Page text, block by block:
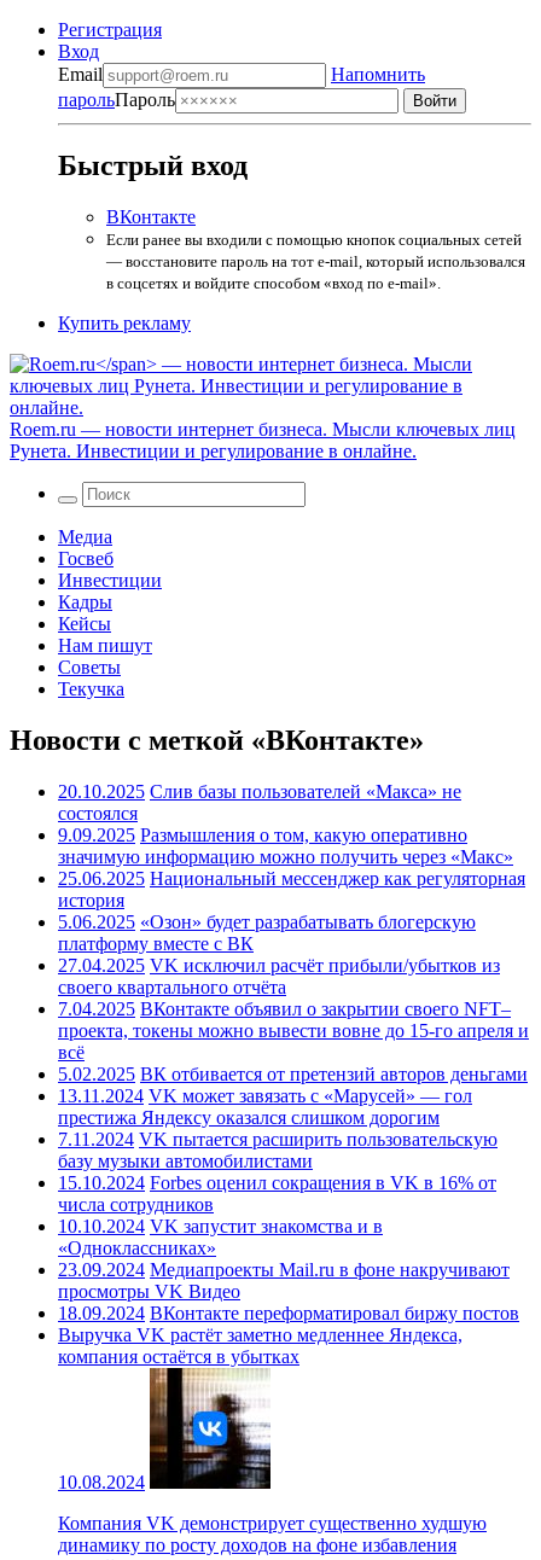
Регистрация
Вход
Email
Напомнить
парольПароль
Быстрый вход
ВКонтакте
Если ранее вы входили с помощью кнопок социальных сетей
— восстановите пароль на тот e-mail, который использовался
в соцсетях и войдите способом «вход по e-mail».
Купить рекламу
Roem.ru — новости интернет бизнеса. Мысли ключевых лиц
Рунета. Инвестиции и регулирование в онлайне.
Медиа
Госвеб
Инвестиции
Кадры
Кейсы
Нам пишут
Советы
Текучка
Новости с меткой «ВКонтакте»
20.10.2025 Слив базы пользователей «Макса» не
состоялся
9.09.2025 Размышления о том, какую оперативно
значимую информацию можно получить через «Макс»
25.06.2025 Национальный мессенджер как регуляторная
история
5.06.2025 «Озон» будет разрабатывать блогерскую
платформу вместе с ВК
27.04.2025 VK исключил расчёт прибыли/убытков из
своего квартального отчёта
7.04.2025 ВКонтакте объявил о закрытии своего NFT–
проекта, токены можно вывести вовне до 15-го апреля и
всё
5.02.2025 ВК отбивается от претензий авторов деньгами
13.11.2024 VK может завязать с «Марусей» — гол
престижа Яндексу оказался слишком дорогим
7.11.2024 VK пытается расширить пользовательскую
базу музыки автомобилистами
15.10.2024 Forbes оценил сокращения в VK в 16% от
числа сотрудников
10.10.2024 VK запустит знакомства и в
«Одноклассниках»
23.09.2024 Медиапроекты Mail.ru в фоне накручивают
просмотры VK Видео
18.09.2024 ВКонтакте переформатировал биржу постов
Выручка VK растёт заметно медленнее Яндекса,
компания остаётся в убытках
10.08.2024
Компания VK демонстрирует существенно худшую
динамику по росту доходов на фоне избавления